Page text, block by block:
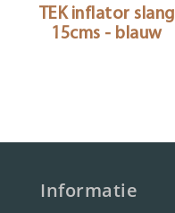
TEK inflator slang
15cms - blauw
Informatie